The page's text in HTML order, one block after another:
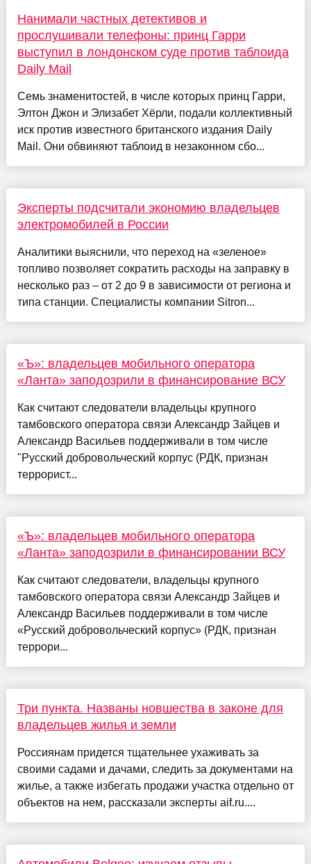
Нанимали частных детективов и
прослушивали телефоны: принц Гарри
выступил в лондонском суде против таблоида
Daily Mail
Семь знаменитостей, в числе которых принц Гарри,
Элтон Джон и Элизабет Хёрли, подали коллективный
иск против известного британского издания Daily
Mail. Они обвиняют таблоид в незаконном сбо...
Эксперты подсчитали экономию владельцев
электромобилей в России
Аналитики выяснили, что переход на «зеленое»
топливо позволяет сократить расходы на заправку в
несколько раз – от 2 до 9 в зависимости от региона и
типа станции. Специалисты компании Sitron...
«Ъ»: владельцев мобильного оператора
«Ланта» заподозрили в финансирование ВСУ
Как считают следователи владельцы крупного
тамбовского оператора связи Александр Зайцев и
Александр Васильев поддерживали в том числе
"Русский добровольческий корпус (РДК, признан
террорист...
«Ъ»: владельцев мобильного оператора
«Ланта» заподозрили в финансировании ВСУ
Как считают следователи, владельцы крупного
тамбовского оператора связи Александр Зайцев и
Александр Васильев поддерживали в том числе
«Русский добровольческий корпус» (РДК, признан
террори...
Три пункта. Названы новшества в законе для
владельцев жилья и земли
Россиянам придется тщательнее ухаживать за
своими садами и дачами, следить за документами на
жилье, а также избегать продажи участка отдельно от
объектов на нем, рассказали эксперты aif.ru....